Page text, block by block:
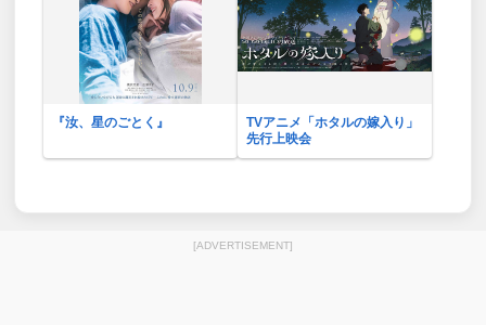
『汝、星のごとく』
TVアニメ「ホタルの嫁入り」
先行上映会
[ADVERTISEMENT]